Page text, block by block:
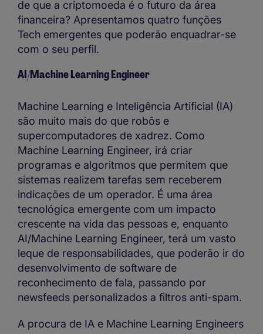
de que a criptomoeda é o futuro da área
financeira? Apresentamos quatro funções
Tech emergentes que poderão enquadrar-se
com o seu perfil.
AI/Machine Learning Engineer
Machine Learning e Inteligência Artificial (IA)
são muito mais do que robôs e
supercomputadores de xadrez. Como
Machine Learning Engineer, irá criar
programas e algoritmos que permitem que
sistemas realizem tarefas sem receberem
indicações de um operador. É uma área
tecnológica emergente com um impacto
crescente na vida das pessoas e, enquanto
AI/Machine Learning Engineer, terá um vasto
leque de responsabilidades, que poderão ir do
desenvolvimento de software de
reconhecimento de fala, passando por
newsfeeds personalizados a filtros anti-spam.
A procura de IA e Machine Learning Engineers